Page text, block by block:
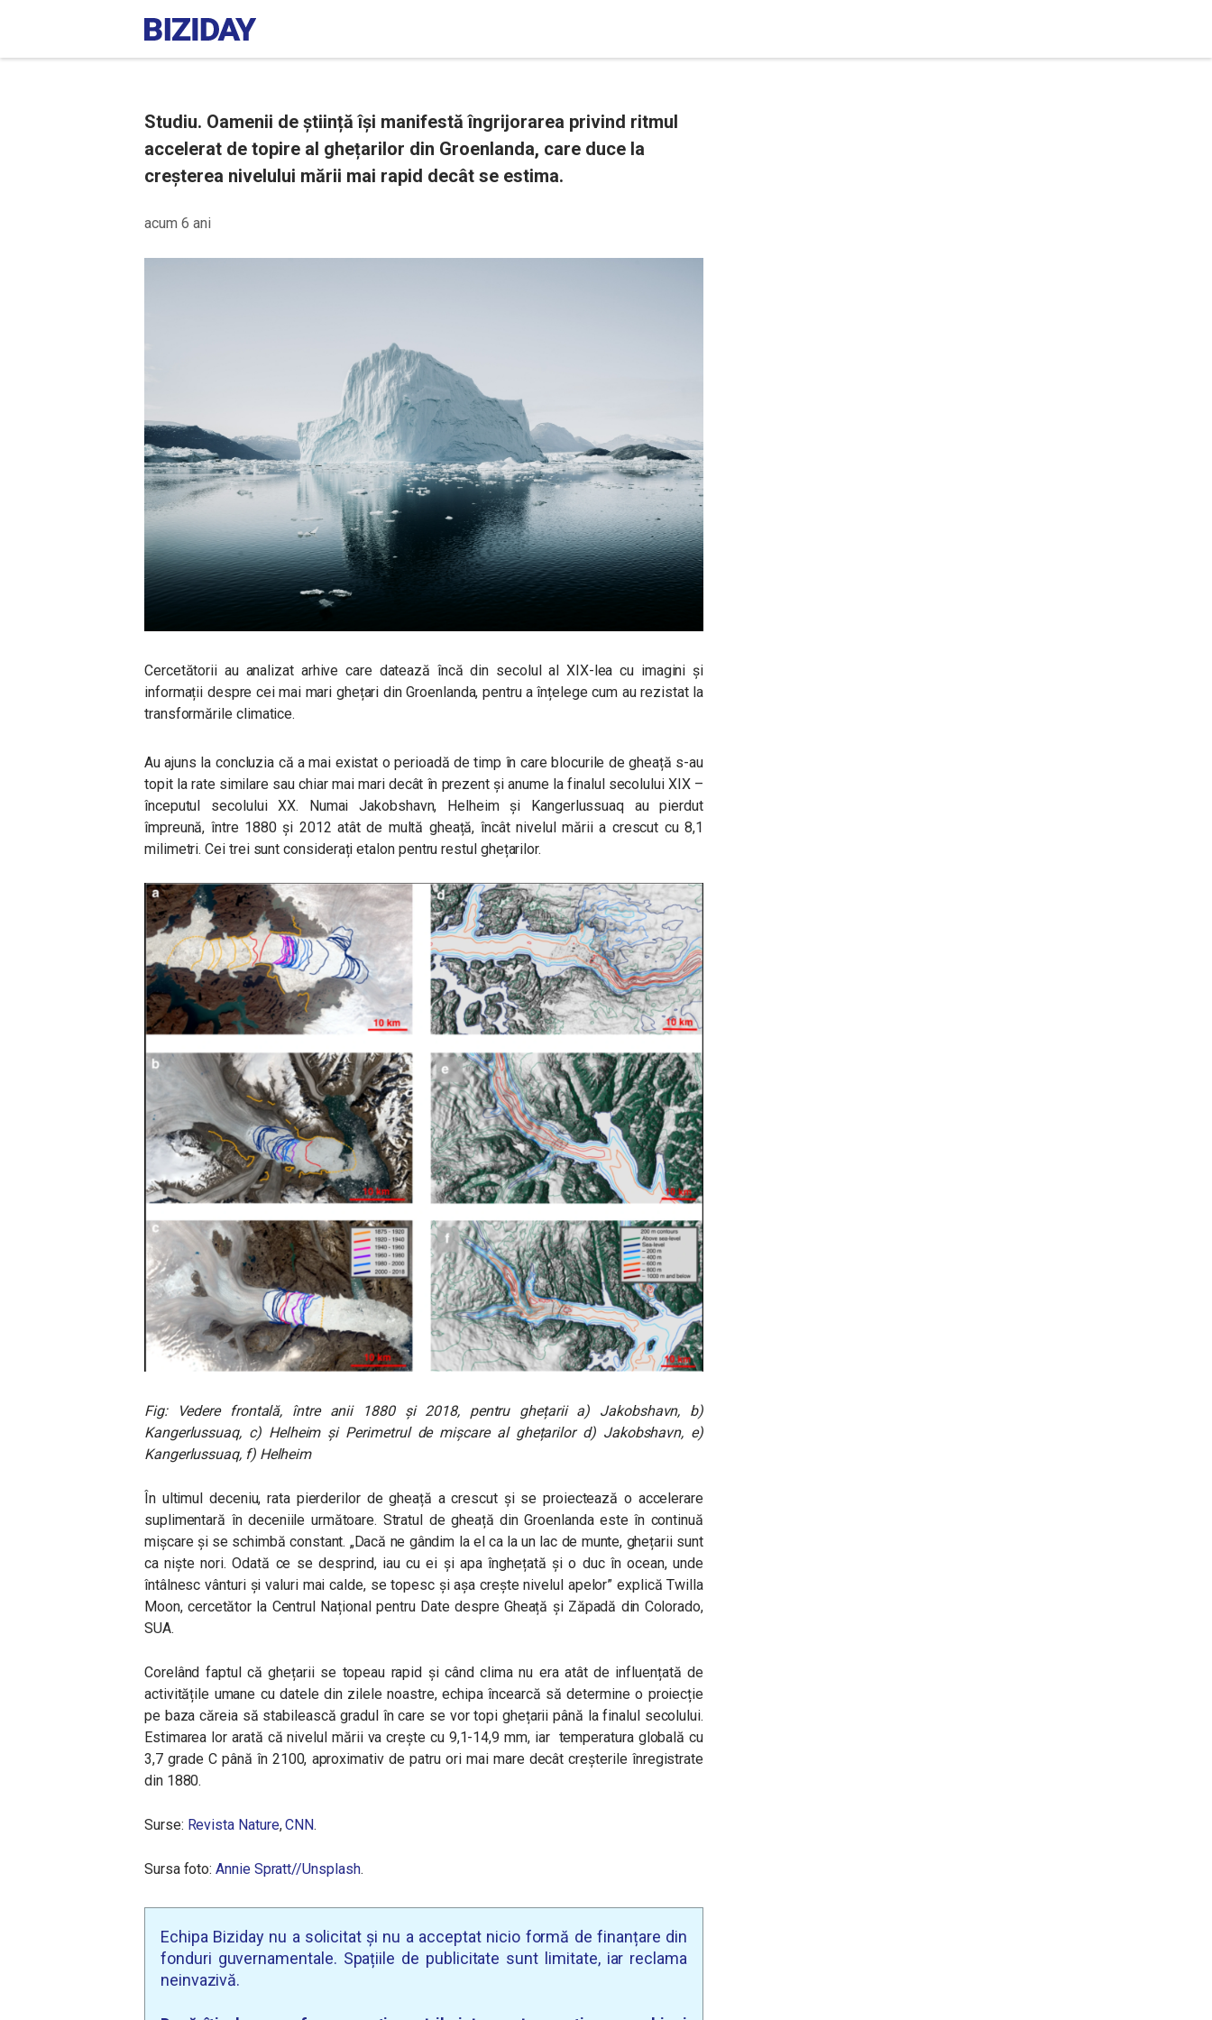
Studiu. Oamenii de știință își manifestă îngrijorarea privind ritmul
accelerat de topire al ghețarilor din Groenlanda, care duce la
creșterea nivelului mării mai rapid decât se estima.
acum 6 ani
Cercetătorii au analizat arhive care datează încă din secolul al XIX-lea cu imagini și
informații despre cei mai mari ghețari din Groenlanda, pentru a înțelege cum au rezistat la
transformările climatice.
Au ajuns la concluzia că a mai existat o perioadă de timp în care blocurile de gheață s-au
topit la rate similare sau chiar mai mari decât în prezent și anume la finalul secolului XIX –
începutul secolului XX. Numai Jakobshavn, Helheim și Kangerlussuaq au pierdut
împreună, între 1880 și 2012 atât de multă gheață, încât nivelul mării a crescut cu 8,1
milimetri. Cei trei sunt considerați etalon pentru restul ghețarilor.
Fig: Vedere frontală, între anii 1880 și 2018, pentru ghețarii a) Jakobshavn, b)
Kangerlussuaq, c) Helheim și Perimetrul de mișcare al ghețarilor d) Jakobshavn, e)
Kangerlussuaq, f) Helheim
În ultimul deceniu, rata pierderilor de gheață a crescut și se proiectează o accelerare
suplimentară în deceniile următoare. Stratul de gheață din Groenlanda este în continuă
mișcare și se schimbă constant. „Dacă ne gândim la el ca la un lac de munte, ghețarii sunt
ca niște nori. Odată ce se desprind, iau cu ei și apa înghețată și o duc în ocean, unde
întâlnesc vânturi și valuri mai calde, se topesc și așa crește nivelul apelor” explică Twilla
Moon, cercetător la Centrul Național pentru Date despre Gheață și Zăpadă din Colorado,
SUA.
Corelând faptul că ghețarii se topeau rapid și când clima nu era atât de influențată de
activitățile umane cu datele din zilele noastre, echipa încearcă să determine o proiecție
pe baza căreia să stabilească gradul în care se vor topi ghețarii până la finalul secolului.
Estimarea lor arată că nivelul mării va crește cu 9,1-14,9 mm, iar temperatura globală cu
3,7 grade C până în 2100, aproximativ de patru ori mai mare decât creșterile înregistrate
din 1880.
Surse: Revista Nature,CNN.
Sursa foto:Annie Spratt//Unsplash.
Echipa Biziday nu a solicitat și nu a acceptat nicio formă de finanțare din
fonduri guvernamentale. Spațiile de publicitate sunt limitate, iar reclama
neinvazivă.